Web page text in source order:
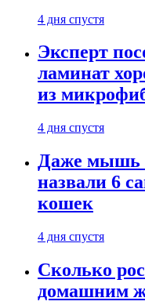
4 дня спустя
Эксперт
ламинат
из
4 дня спустя
Даже мышь
назвали 6
кошек
4 дня спустя
Сколько
домашним